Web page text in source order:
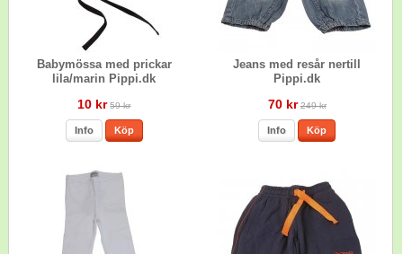
Babymössa med prickar
lila/marin Pippi.dk
10 kr 59 kr
Info Köp
Jeans med resår nertill
Pippi.dk
70 kr 249 kr
Info Köp